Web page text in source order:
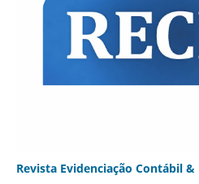
Revista Evidenciação Contábil &